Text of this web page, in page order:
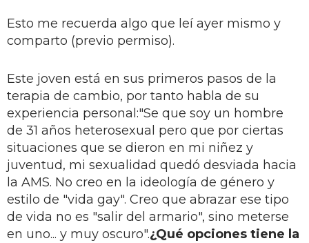
Esto me recuerda algo que leí ayer mismo y
comparto (previo permiso).
Este joven está en sus primeros pasos de la
terapia de cambio, por tanto habla de su
experiencia personal:"Se que soy un hombre
de 31 años heterosexual pero que por ciertas
situaciones que se dieron en mi niñez y
juventud, mi sexualidad quedó desviada hacia
la AMS. No creo en la ideología de género y
estilo de "vida gay". Creo que abrazar ese tipo
de vida no es "salir del armario", sino meterse
en uno... y muy oscuro".¿Qué opciones tiene la